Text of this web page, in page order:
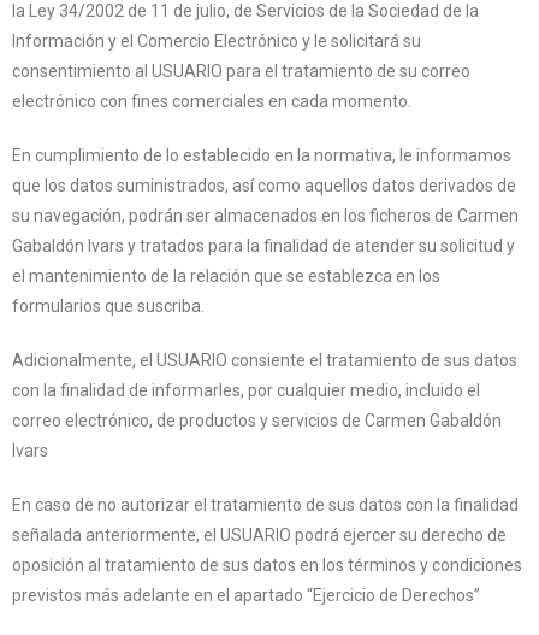
la Ley 34/2002 de 11 de julio, de Servicios de la Sociedad de la
Información y el Comercio Electrónico y le solicitará su
consentimiento al USUARIO para el tratamiento de su correo
electrónico con fines comerciales en cada momento.
En cumplimiento de lo establecido en la normativa, le informamos
que los datos suministrados, así como aquellos datos derivados de
su navegación, podrán ser almacenados en los ficheros de Carmen
Gabaldón Ivars y tratados para la finalidad de atender su solicitud y
el mantenimiento de la relación que se establezca en los
formularios que suscriba.
Adicionalmente, el USUARIO consiente el tratamiento de sus datos
con la finalidad de informarles, por cualquier medio, incluido el
correo electrónico, de productos y servicios de Carmen Gabaldón
Ivars
En caso de no autorizar el tratamiento de sus datos con la finalidad
señalada anteriormente, el USUARIO podrá ejercer su derecho de
oposición al tratamiento de sus datos en los términos y condiciones
previstos más adelante en el apartado “Ejercicio de Derechos”